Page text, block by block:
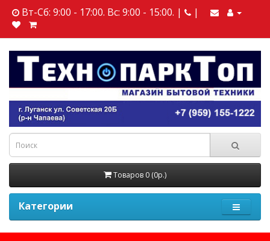
Вт-Сб: 9:00 - 17:00. Вс: 9:00 - 15:00. | |
Товаров 0 (0р.)
Категории